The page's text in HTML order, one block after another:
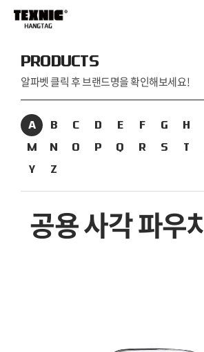
PRODUCTS
알파벳 클릭 후 브랜드명을 확인해보세요!
A B C D E F G H
M
N O P Q R S T
Y
Z
공용 사각 파우